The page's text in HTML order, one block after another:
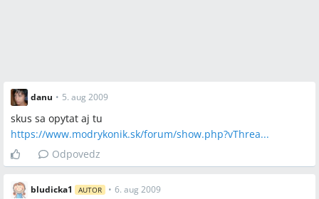
danu • 5. aug 2009
skus sa opytat aj tu
https://www.modrykonik.sk/forum/show.php?vThrea...
Odpovedz
bludicka1 AUTOR • 6. aug 2009